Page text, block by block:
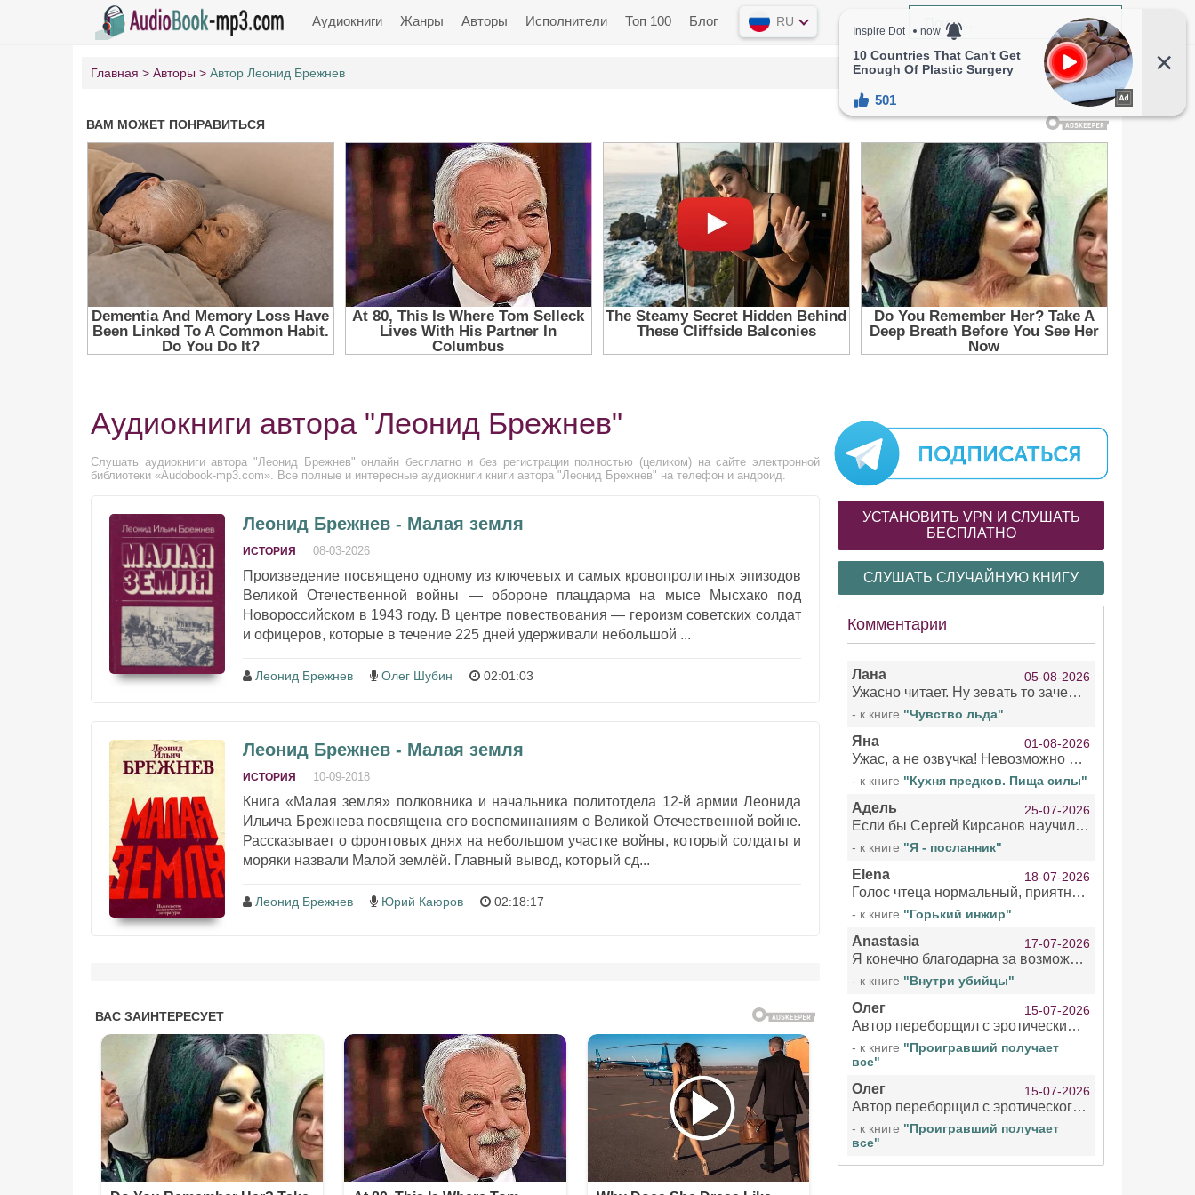
Аудиокниги Жанры Авторы Исполнители Топ 100 Блог RU
Главная Авторы Автор Леонид Брежнев
Аудиокниги автора "Леонид Брежнев"
Слушать аудиокниги автора "Леонид Брежнев" онлайн бесплатно и без регистрации полностью (целиком) на сайте электронной
библиотеки «Audobook-mp3.com». Все полные и интересные аудиокниги книги автора "Леонид Брежнев" на телефон и андроид.
Леонид Брежнев - Малая земля
ИСТОРИЯ 08-03-2026
Произведение посвящено одному из ключевых и самых кровопролитных эпизодов
Великой Отечественной войны — обороне плацдарма на мысе Мысхако под
Новороссийском в 1943 году. В центре повествования — героизм советских солдат
и офицеров, которые в течение 225 дней удерживали небольшой ...
Леонид Брежнев Олег Шубин 02:01:03
Леонид Брежнев - Малая земля
ИСТОРИЯ 10-09-2018
Книга «Малая земля» полковника и начальника политотдела 12-й армии Леонида
Ильича Брежнева посвящена его воспоминаниям о Великой Отечественной войне.
Рассказывает о фронтовых днях на небольшом участке войны, который солдаты и
моряки назвали Малой землёй. Главный вывод, который сд...
Леонид Брежнев Юрий Каюров 02:18:17
УСТАНОВИТЬ VPN И СЛУШАТЬ
БЕСПЛАТНО
СЛУШАТЬ СЛУЧАЙНУЮ КНИГУ
Комментарии
Лана 05-08-2026
Ужасно читает. Ну зевать то зачем. Уже не говорю, что ударения ставит, как хочет.
- к книге "Чувство льда"
Яна 01-08-2026
Ужас, а не озвучка! Невозможно вникать в смысл текста из за кривляний чтеца
- к книге "Кухня предков. Пища силы"
Адель 25-07-2026
Если бы Сергей Кирсанов научился не сглатывать каждые 1-2 минуты слюну, так что слышно в микрофоне и, что вызывает отвращение, то мелжно было бы слушать.
- к книге "Я - посланник"
Elena 18-07-2026
Голос чтеца нормальный, приятный тембр. Мне очень понравилось озвучивание рассказа. Очень странный отзыв Надежды. Может у неё что-то с нервами?
- к книге "Горький инжир"
Anastasia 17-07-2026
Я конечно благодарна за возможность бесплатно слушать книги даже новинки , но чтение этой книги просто ужасно
- к книге "Внутри убийцы"
Олег 15-07-2026
Автор переборщил с эротическими сценами. Похоже, с этим у него проблемы.
- к книге "Проигравший получает
все"
Олег 15-07-2026
Автор переборщил с эротического сценами. Похоже, с этим у него проблемы.
- к книге "Проигравший получает
все"